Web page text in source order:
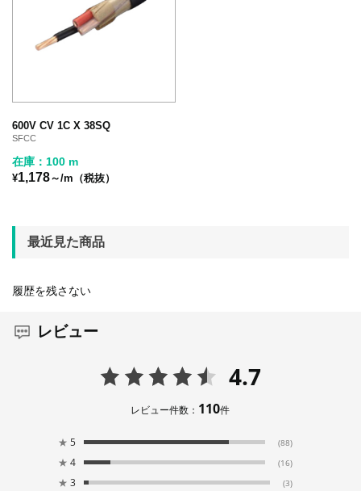
600V CV 1C X 38SQ
SFCC
在庫：100 m
¥1,178～/m（税抜）
最近見た商品
履歴を残さない
レビュー
4.7
レビュー件数： 110件
★ 5 (88)
★ 4 (16)
★ 3 (3)